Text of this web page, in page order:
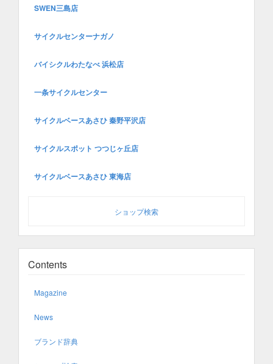
SWEN三島店
サイクルセンターナガノ
バイシクルわたなべ 浜松店
一条サイクルセンター
サイクルベースあさひ 秦野平沢店
サイクルスポット つつじヶ丘店
サイクルベースあさひ 東海店
ショップ検索
Contents
Magazine
News
ブランド辞典